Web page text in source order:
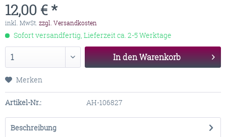
12,00 € *
inkl. MwSt. zzgl. Versandkosten
Sofort versandfertig, Lieferzeit ca. 2-5 Werktage
In denWarenkorb
Merken
Artikel-Nr.: AH-106827
Beschreibung